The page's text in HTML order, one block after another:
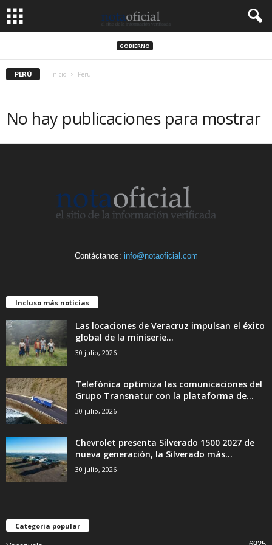
GOBIERNO
PERÚ Inicio Perú
No hay publicaciones para mostrar
Contáctanos: info@notaoficial.com
Incluso más noticias
Las locaciones de Veracruz impulsan el éxito
global de la miniserie...
30 julio, 2026
Telefónica optimiza las comunicaciones del
Grupo Transnatur con la plataforma de...
30 julio, 2026
Chevrolet presenta Silverado 1500 2027 de
nueva generación, la Silverado más...
30 julio, 2026
Categoría popular